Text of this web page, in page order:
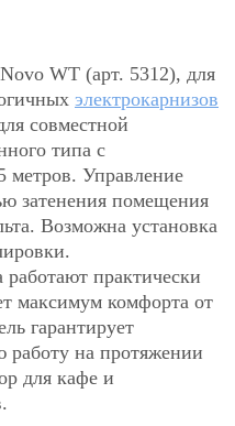
WT (арт. 5312), для
электрокарнизов
совместной
типа с
Управление
затенения помещения
Возможна установка
практически
максимум комфорта от
гарантирует
работу на протяжении
для кафе и